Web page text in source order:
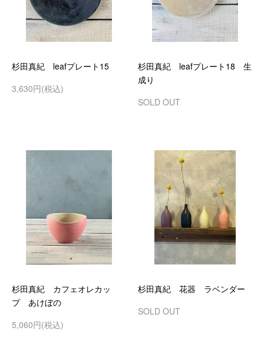
杉田真紀 leafプレート15
3,630円(税込)
杉田真紀 leafプレート18 生
成り
SOLD OUT
杉田真紀 カフェオレカッ
プ あけぼの
5,060円(税込)
杉田真紀 花器 ラベンダー
SOLD OUT